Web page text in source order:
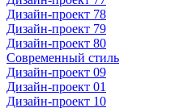
Дизайн-проект 78
Дизайн-проект 79
Дизайн-проект 80
Современный стиль
Дизайн-проект 09
Дизайн-проект 01
Дизайн-проект 10